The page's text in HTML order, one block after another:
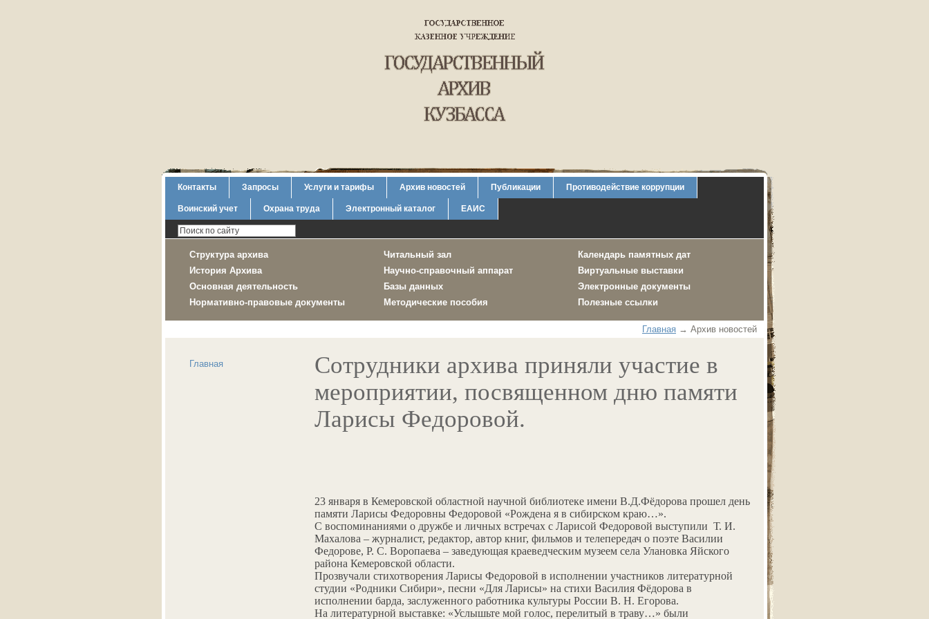
Контакты Запросы Услуги и тарифы Архив новостей Публикации Противодействие коррупции
Воинский учет Охрана труда Электронный каталог ЕАИС
Структура архива
История Архива
Основная деятельность
Нормативно-правовые документы
Читальный зал
Научно-справочный аппарат
Базы данных
Методические пособия
Календарь памятных дат
Виртуальные выставки
Электронные документы
Полезные ссылки
Главная → Архив новостей
Главная
Сотрудники архива приняли участие в
мероприятии, посвященном дню памяти
Ларисы Федоровой.
23 января в Кемеровской областной научной библиотеке имени В.Д.Фёдорова прошел день
памяти Ларисы Федоровны Федоровой «Рождена я в сибирском краю…».
С воспоминаниями о дружбе и личных встречах с Ларисой Федоровой выступили Т. И.
Махалова – журналист, редактор, автор книг, фильмов и телепередач о поэте Василии
Федорове, Р. С. Воропаева – заведующая краеведческим музеем села Улановка Яйского
района Кемеровской области.
Прозвучали стихотворения Ларисы Федоровой в исполнении участников литературной
студии «Родники Сибири», песни «Для Ларисы» на стихи Василия Фёдорова в
исполнении барда, заслуженного работника культуры России В. Н. Егорова.
На литературной выставке: «Услышьте мой голос, перелитый в траву…» были